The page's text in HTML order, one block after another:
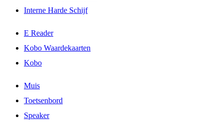
Interne Harde Schijf
E Reader
Kobo Waardekaarten
Kobo
Muis
Toetsenbord
Speaker